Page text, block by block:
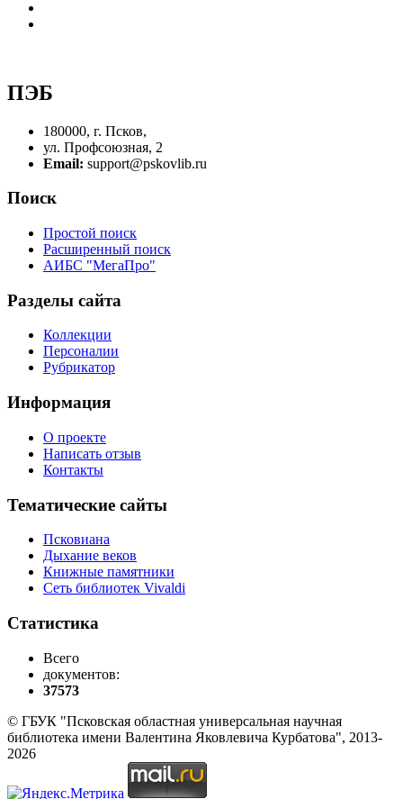
ПЭБ
180000, г. Псков,
ул. Профсоюзная, 2
Email: support@pskovlib.ru
Поиск
Простой поиск
Расширенный поиск
АИБС "МегаПро"
Разделы сайта
Коллекции
Персоналии
Рубрикатор
Информация
О проекте
Написать отзыв
Контакты
Тематические сайты
Псковиана
Дыхание веков
Книжные памятники
Сеть библиотек Vivaldi
Статистика
Всего
документов:
37573
© ГБУК "Псковская областная универсальная научная
библиотека имени Валентина Яковлевича Курбатова", 2013-
2026